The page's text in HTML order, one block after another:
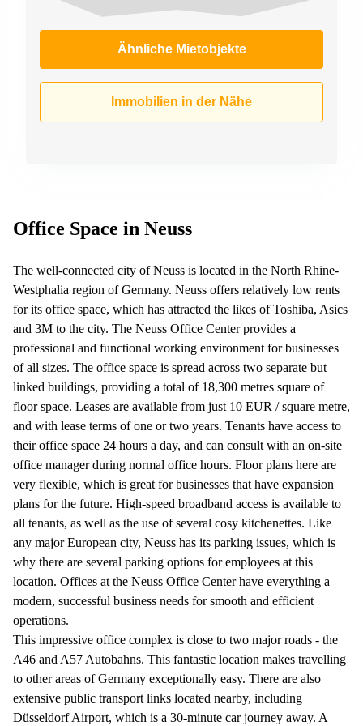
Ähnliche Mietobjekte
Immobilien in der Nähe
Office Space in Neuss
The well-connected city of Neuss is located in the North Rhine-
Westphalia region of Germany. Neuss offers relatively low rents
for its office space, which has attracted the likes of Toshiba, Asics
and 3M to the city. The Neuss Office Center provides a
professional and functional working environment for businesses
of all sizes. The office space is spread across two separate but
linked buildings, providing a total of 18,300 metres square of
floor space. Leases are available from just 10 EUR / square metre,
and with lease terms of one or two years. Tenants have access to
their office space 24 hours a day, and can consult with an on-site
office manager during normal office hours. Floor plans here are
very flexible, which is great for businesses that have expansion
plans for the future. High-speed broadband access is available to
all tenants, as well as the use of several cosy kitchenettes. Like
any major European city, Neuss has its parking issues, which is
why there are several parking options for employees at this
location. Offices at the Neuss Office Center have everything a
modern, successful business needs for smooth and efficient
operations.
This impressive office complex is close to two major roads - the
A46 and A57 Autobahns. This fantastic location makes travelling
to other areas of Germany exceptionally easy. There are also
extensive public transport links located nearby, including
Düsseldorf Airport, which is a 30-minute car journey away. A